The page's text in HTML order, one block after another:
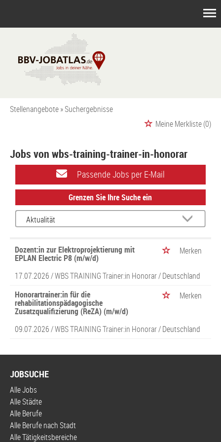
Stellenangebote Suchergebnisse
Meine Merkliste(0)
Jobs von wbs-training-trainer-in-honorar
Passende Jobs per E-Mail
Grenzen Sie Ihre Suche ein
Dozent:in zur Elektroprojektierung mit
EPLAN Electric P8 (m/w/d)
Merken
17.07.2026 /WBS TRAINING Trainer:in Honorar/ Deutschland
Honorartrainer:in für die
rehabilitationspädagogische
Zusatzqualifizierung (ReZA) (m/w/d)
Merken
09.07.2026 /WBS TRAINING Trainer:in Honorar/ Deutschland
JOBSUCHE
Alle Jobs
Alle Städte
Alle Berufe
Alle Berufe nach Stadt
Alle Tätigkeitsbereiche